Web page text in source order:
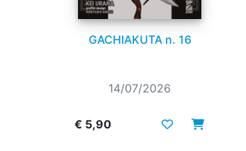
GACHIAKUTA n. 16
14/07/2026
€ 5,90